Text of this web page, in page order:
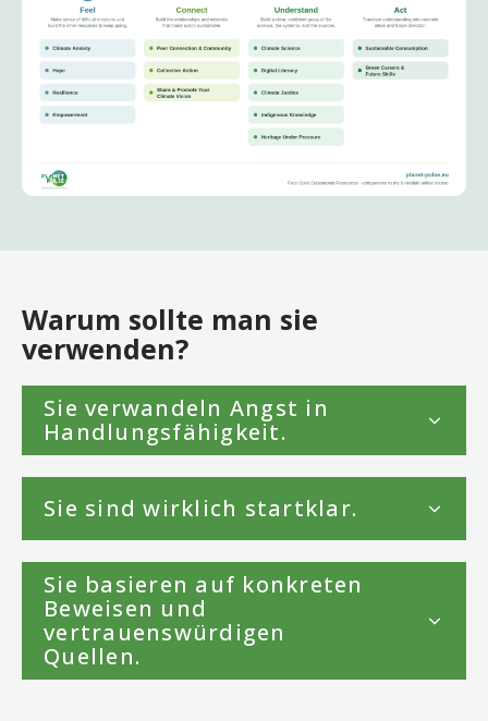
Warum sollte man sie
verwenden?
Sie verwandeln Angst in
Handlungsfähigkeit.
Sie sind wirklich startklar.
Sie basieren auf konkreten
Beweisen und
vertrauenswürdigen
Quellen.